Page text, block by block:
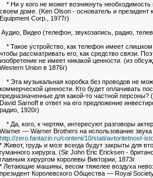
* Ни у кого не может возникнуть
своем доме. (Ken Olson - основатель и президент
Equipment Corp., 1977г)
Аудио, Видео (телефон, звукозапись, радио,
* Такое устройство, как телефон имеет слишком
чтобы рассматривать его, как средство связи.
изобретение не имеет никакой ценности. (из
Western Union в 1876г)
* Эта музыкальная коробка без проводов не
коммерческой ценности. Кто будет оплачивать
предназначенные для какой-то частной персоны?
David Sarnoff в ответ на его предложение
радио, 1920г)
* Да, кого, к чертям, интересуют разговоры
Warner — Warner Brothers на использование
http://zero.fantazin.ru/content/10/stati/avtoritetnost-
* Живот, грудь и мозг всегда будут закрыты для
гуманного хирурга. (Sir John Eric Ericksen -
главным хирургом королевы Виктории, 1873г
* Летающие машины, весом тяжелее воздуха
президент Королевского Общества — Royal